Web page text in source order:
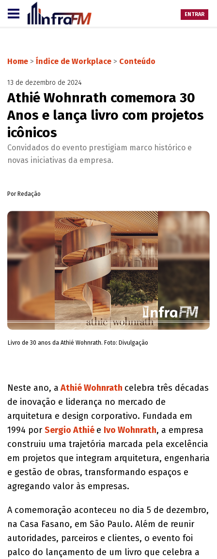
ENTRAR
Home > Índice de Workplace > Conteúdo
13 de dezembro de 2024
Athié Wohnrath comemora 30
Anos e lança livro com projetos
icônicos
Convidados do evento prestigiam marco histórico e
novas iniciativas da empresa.
Por Redação
Livro de 30 anos da Athié Wohnrath. Foto: Divulgação
Neste ano, a Athié Wohnrath celebra três décadas
de inovação e liderança no mercado de
arquitetura e design corporativo. Fundada em
1994 por Sergio Athié e Ivo Wohnrath, a empresa
construiu uma trajetória marcada pela excelência
em projetos que integram arquitetura, engenharia
e gestão de obras, transformando espaços e
agregando valor às empresas.
A comemoração aconteceu no dia 5 de dezembro,
na Casa Fasano, em São Paulo. Além de reunir
autoridades, parceiros e clientes, o evento foi
palco do lançamento de um livro que celebra a